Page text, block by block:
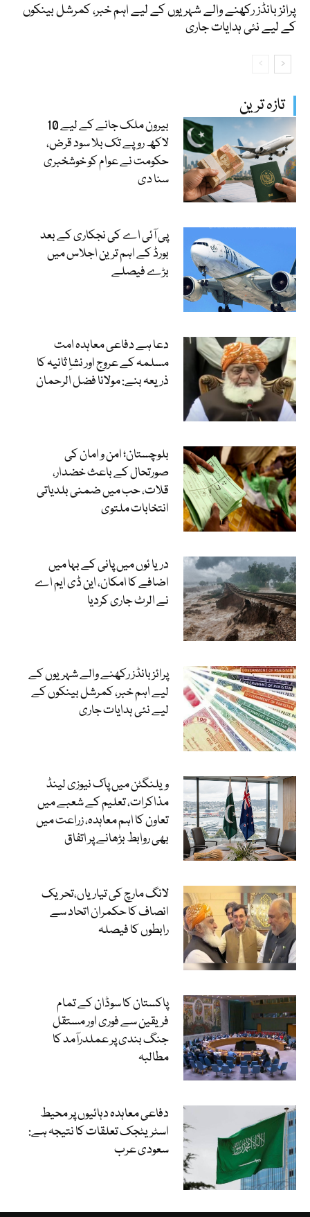
تازہ ترین
بیرون ملک جانے کے لیے 10
لاکھ روپے تک بلا سود قرض،
حکومت نے عوام کو خوشخبری
سنا دی
پی آئی اے کی نجکاری کے بعد
بورڈ کے اہم ترین اجلاس میں
بڑے فیصلے
دعا ہے دفاعی معاہدہ امت
مسلمہ کے عروج اور نشاِ ثانیہ کا
ذریعہ بنے: مولانا فضل الرحمان
بلوچستان؛ امن و امان کی
صورتحال کے باعث خضدار،
قلات، حب میں ضمنی بلدیاتی
انتخابات ملتوی
دریا ئوں میں پانی کے بہا میں
اضافے کا امکان، این ڈی ایم اے
نے الرٹ جاری کردیا
پرائز بانڈز رکھنے والے شہریوں کے
لیے اہم خبر، کمرشل بینکوں کے
لیے نئی ہدایات جاری
ویلنگٹن میں پاک نیوزی لینڈ
مذاکرات، تعلیم کے شعبے میں
تعاون کا اہم معاہدہ، زراعت میں
بھی روابط بڑھانے پر اتفاق
لانگ مارچ کی تیاریاں،تحریک
انصاف کا حکمران اتحاد سے
رابطوں کا فیصلہ
پاکستان کا سوڈان کے تمام
فریقین سے فوری اور مستقل
جنگ بندی پر عملدرآمد کا
مطالبہ
دفاعی معاہدہ دہائیوں پر محیط
اسٹریٹجک تعلقات کا نتیجہ ہے:
سعودی عرب
پرائز بانڈز رکھنے والے شہریوں کے لیے اہم خبر، کمرشل بینکوں
کے لیے نئی ہدایات جاری